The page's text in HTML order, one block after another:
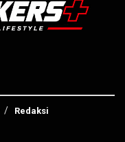
Redaksi